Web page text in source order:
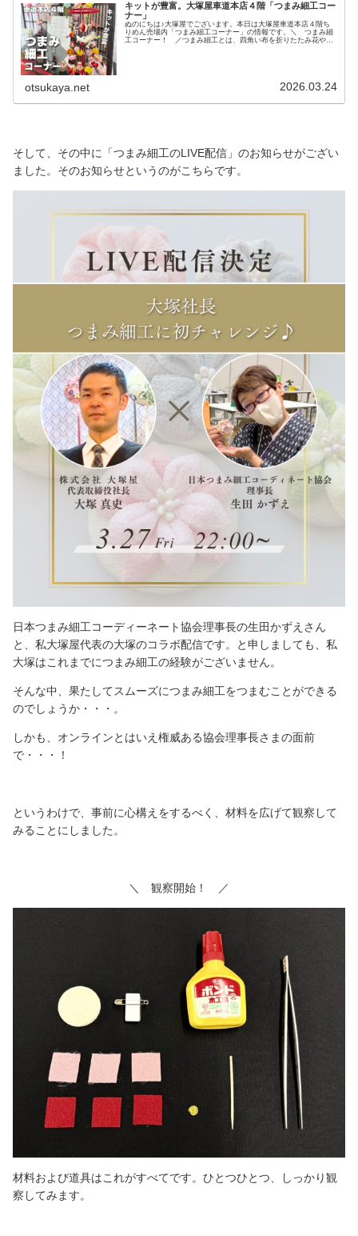
キットが豊富。大塚屋車道本店４階「つまみ細工コー
ナー」
ぬのにちは♪大塚屋でございます。本日は大塚屋車道本店４階ち
りめん売場内「つまみ細工コーナー」の情報です。＼ つまみ細
工コーナー！ ／つまみ細工とは、四角い布を折りたたみ花や
やかなキット。ブローチなど、アクセサリーとして用いることが
ど。すぐに完成できるものから
otsukaya.net 2026.03.24
そして、その中に「つまみ細工のLIVE配信」のお知らせがござい
ました。そのお知らせというのがこちらです。
日本つまみ細工コーディーネート協会理事長の生田かずえさん
と、私大塚屋代表の大塚のコラボ配信です。と申しましても、私
大塚はこれまでにつまみ細工の経験がございません。
そんな中、果たしてスムーズにつまみ細工をつまむことができる
のでしょうか・・・。
しかも、オンラインとはいえ権威ある協会理事長さまの面前
で・・・！
というわけで、事前に心構えをするべく、材料を広げて観察して
みることにしました。
＼ 観察開始！ ／
材料および道具はこれがすべてです。ひとつひとつ、しっかり観
察してみます。